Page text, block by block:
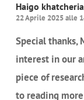
Haigo
22 Aprile 2025 alle
Special thanks,
interest in our
piece of
to reading